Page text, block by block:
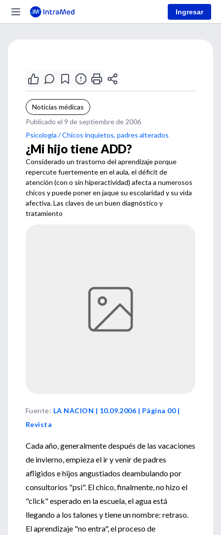
Ingresar
Noticias médicas
Publicado el 9 de septiembre de 2006
Psicología / Chicos inquietos, padres alterados
¿Mi hijo tiene ADD?
Considerado un trastorno del aprendizaje porque
repercute fuertemente en el aula, el déficit de
atención (con o sin hiperactividad) afecta a numerosos
chicos y puede poner en jaque su escolaridad y su vida
afectiva. Las claves de un buen diagnóstico y
tratamiento
Fuente: LA NACION | 10.09.2006 | Página 00 |
Revista
Cada año, generalmente después de las vacaciones
de invierno, empieza el ir y venir de padres
afligidos e hijos angustiados deambulando por
consultorios "psi". El chico, finalmente, no hizo el
"click" esperado en la escuela, el agua está
llegando a los talones y tiene un nombre: retraso.
El aprendizaje "no entra", el proceso de